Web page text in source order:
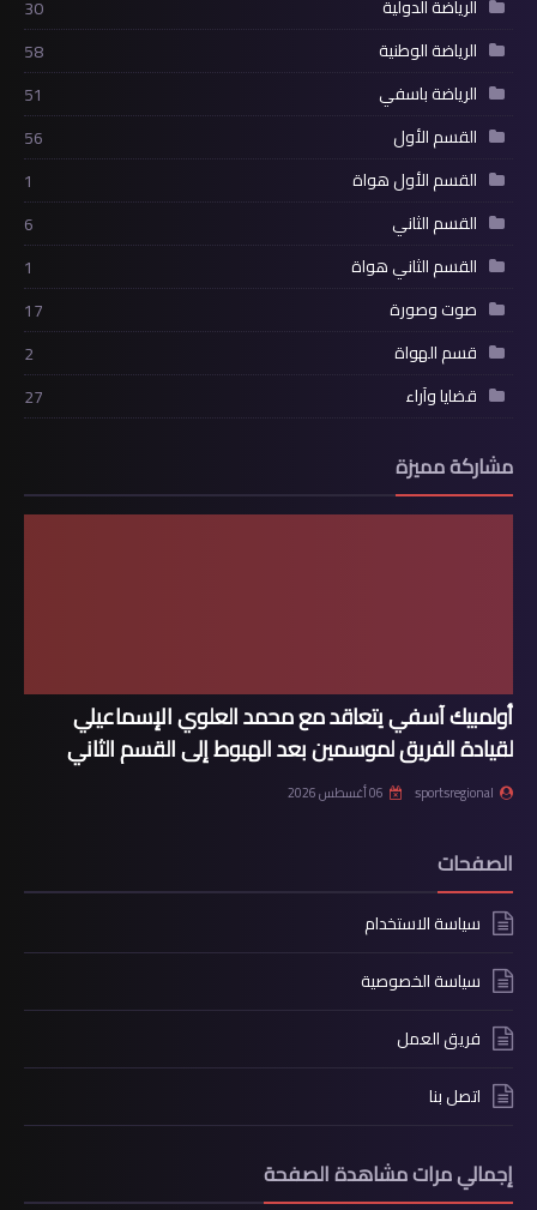
الرياضة الدولية
30
الرياضة الوطنية
58
الرياضة باسفي
51
القسم الأول
56
القسم الأول هواة
1
القسم الثاني
6
القسم الثاني هواة
1
صوت وصورة
17
قسم الهواة
2
قضايا وآراء
27
مشاركة مميزة
أولمبيك آسفي يتعاقد مع محمد العلوي الإسماعيلي
لقيادة الفريق لموسمين بعد الهبوط إلى القسم الثاني
sportsregional 06 أغسطس 2026
الصفحات
سياسة الاستخدام
سياسة الخصوصية
فريق العمل
اتصل بنا
إجمالي مرات مشاهدة الصفحة